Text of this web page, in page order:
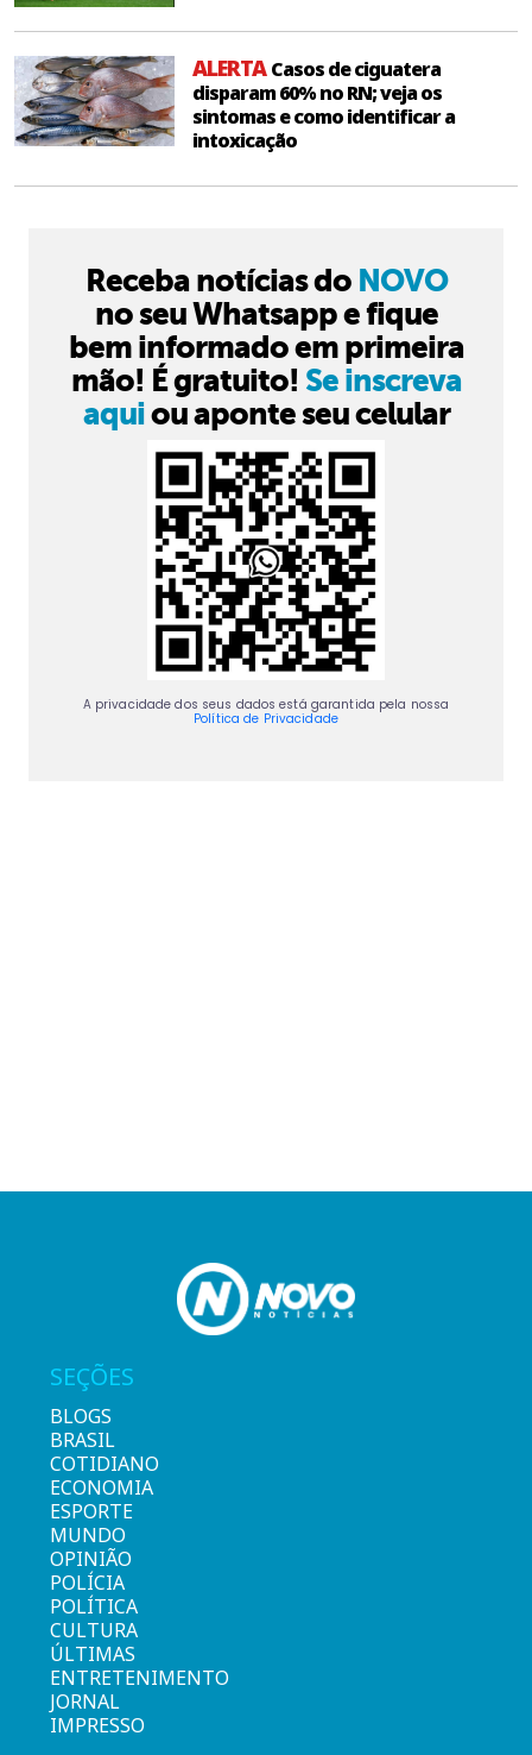
ALERTACasos de ciguatera
disparam 60% no RN; veja os
sintomas e como identificar a
intoxicação
Receba notícias do NOVO
no seu Whatsapp e fique
bem informado em primeira
mão! É gratuito! Se inscreva
aquiou aponte seu celular
A privacidade dos seus dados está garantida pela nossa
Política de Privacidade
SEÇÕES
BLOGS
BRASIL
COTIDIANO
ECONOMIA
ESPORTE
MUNDO
OPINIÃO
POLÍCIA
POLÍTICA
CULTURA
ÚLTIMAS
ENTRETENIMENTO
JORNAL
IMPRESSO